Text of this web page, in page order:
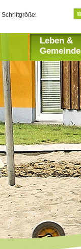
Schriftgröße:
Leben &
Gemeinde